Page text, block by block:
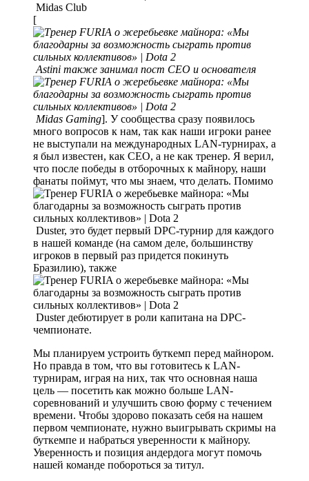
Midas Club
[
Astini также занимал пост CEО и основателя
Midas Gaming]. У сообщества сразу появилось
много вопросов к нам, так как наши игроки ранее
не выступали на международных LAN-турнирах, а
я был известен, как СЕО, а не как тренер. Я верил,
что после победы в отборочных к майнору, наши
фанаты поймут, что мы знаем, что делать. Помимо
Duster, это будет первый DPC-турнир для каждого
в нашей команде (на самом деле, большинству
игроков в первый раз придется покинуть
Бразилию), также
Duster дебютирует в роли капитана на DPC-
чемпионате.
Мы планируем устроить буткемп перед майнором.
Но правда в том, что вы готовитесь к LAN-
турнирам, играя на них, так что основная наша
цель — посетить как можно больше LAN-
соревнований и улучшить свою форму с течением
времени. Чтобы здорово показать себя на нашем
первом чемпионате, нужно выигрывать скримы на
буткемпе и набраться уверенности к майнору.
Уверенность и позиция андердога могут помочь
нашей команде побороться за титул.